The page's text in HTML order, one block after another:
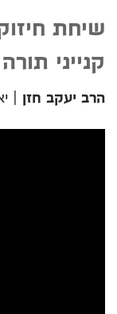
שיחת
קנייני
הרב יעקב חזן |